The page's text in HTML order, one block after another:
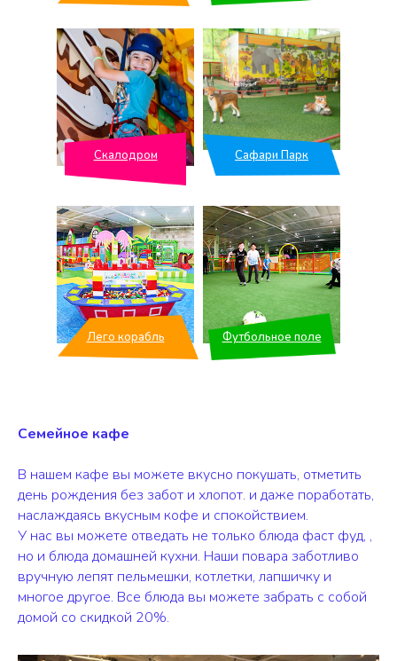
Скалодром Сафари Парк
Лего корабль Футбольное поле
Семейное кафе
В нашем кафе вы можете вкусно покушать, отметить
день рождения без забот и хлопот. и даже поработать,
наслаждаясь вкусным кофе и спокойствием.
У нас вы можете отведать не только блюда фаст фуд, ,
но и блюда домашней кухни. Наши повара заботливо
вручную лепят пельмешки, котлетки, лапшичку и
многое другое. Все блюда вы можете забрать с собой
домой со скидкой 20%.